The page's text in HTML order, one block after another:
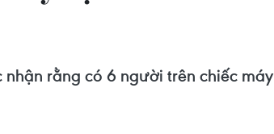
rằng có 6 người trên chiếc